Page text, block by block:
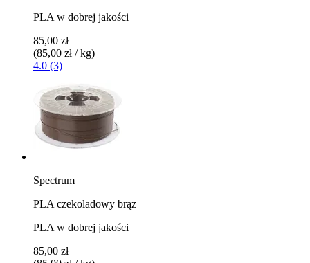
PLA w dobrej jakości
85,00 zł
(85,00 zł / kg)
4.0 (3)
Spectrum
PLA czekoladowy brąz
PLA w dobrej jakości
85,00 zł